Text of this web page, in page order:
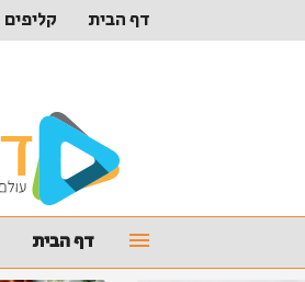
דף הבית קליפים
דף הבית